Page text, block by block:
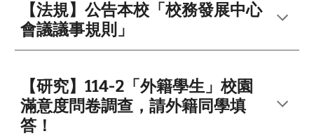
【法規】公告本校「校務發展中心
會議議事規則」
【研究】114-2「外籍學生」校園
滿意度問卷調查，請外籍同學填
答！